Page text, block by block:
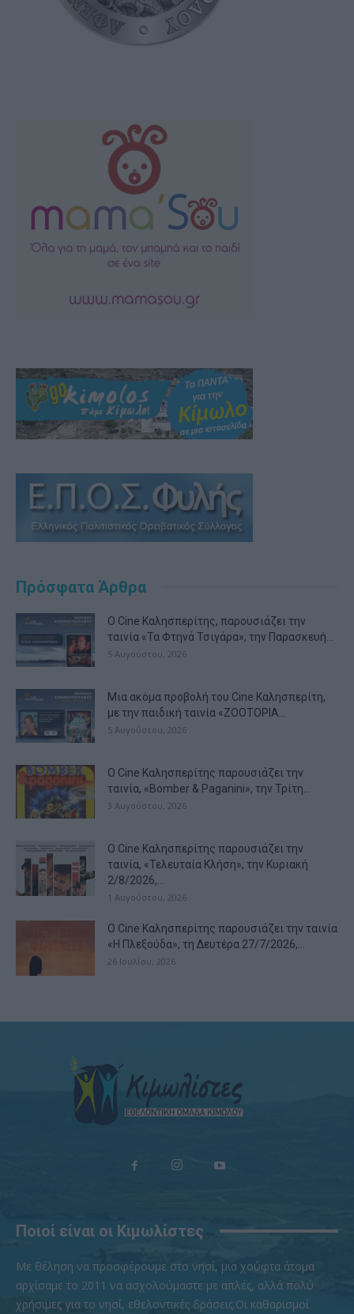
Πρόσφατα Άρθρα
Ο Cine Καλησπερίτης, παρουσιάζει την
ταινία «Τα Φτηνά Τσιγάρα», την Παρασκευή...
5 Αυγούστου, 2026
Μια ακόμα προβολή του Cine Καλησπερίτη,
με την παιδική ταινία «ZOOTOPIA...
5 Αυγούστου, 2026
Ο Cine Καλησπερίτης παρουσιάζει την
ταινία, «Bomber & Paganini», την Τρίτη...
3 Αυγούστου, 2026
Ο Cine Καλησπερίτης παρουσιάζει την
ταινία, «Τελευταία Κλήση», την Κυριακή
2/8/2026,...
1 Αυγούστου, 2026
Ο Cine Καλησπερίτης παρουσιάζει την ταινία
«Η Πλεξούδα», τη Δευτέρα 27/7/2026,...
26 Ιουλίου, 2026
Ποιοί είναι οι Κιμωλίστες
Με θέληση να προσφέρουμε στο νησί, μια χούφτα άτομα
αρχίσαμε το 2011 να ασχολούμαστε με απλές, αλλά πολύ
χρήσιμες για το νησί, εθελοντικές δράσεις.Οι καθαρισμοί